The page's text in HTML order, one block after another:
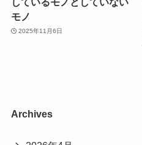
モノ
2025年11月6日
Archives